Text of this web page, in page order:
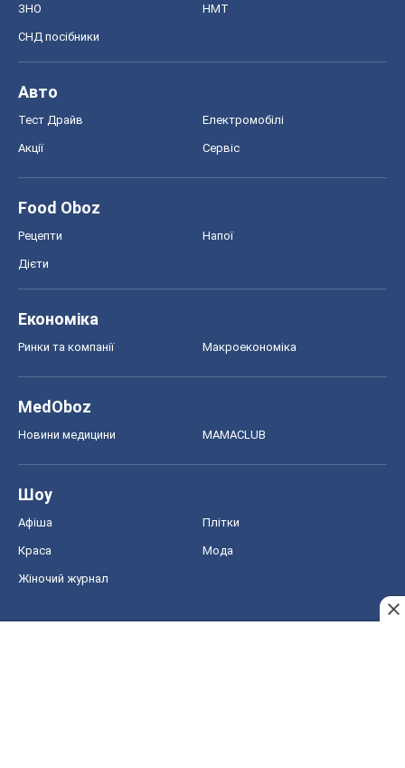
ЗНО НМТ
СНД посібники
Авто
Тест Драйв Електромобілі
Акції Сервіс
Food Oboz
Рецепти Напої
Дієти
Економіка
Ринки та компанії Макроекономіка
MedOboz
Новини медицини MAMACLUB
Шоу
Афіша Плітки
Краса Мода
Жіночий журнал